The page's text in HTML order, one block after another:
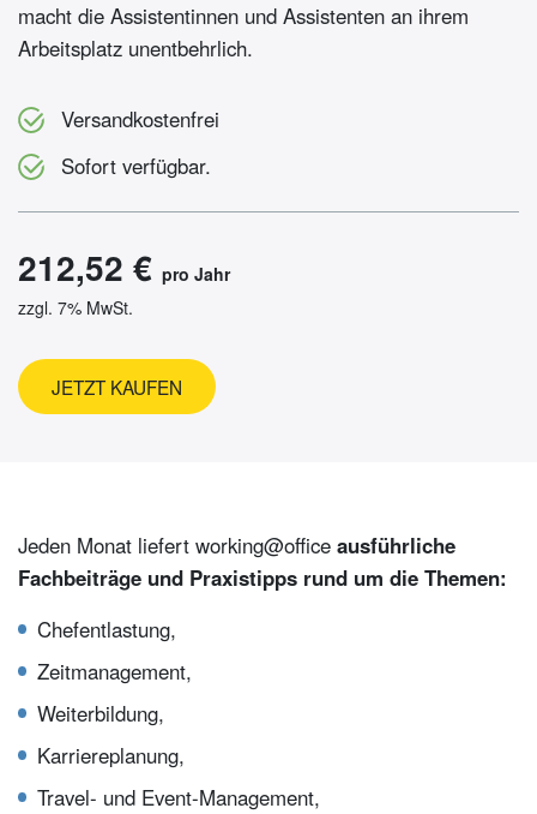
macht die Assistentinnen und Assistenten an ihrem
Arbeitsplatz unentbehrlich.
Versandkostenfrei
Sofort verfügbar.
212,52 € pro Jahr
zzgl. 7% MwSt.
JETZT KAUFEN
Jeden Monat liefert working@office ausführliche
Fachbeiträge und Praxistipps rund um die Themen:
Chefentlastung,
Zeitmanagement,
Weiterbildung,
Karriereplanung,
Travel- und Event-Management,